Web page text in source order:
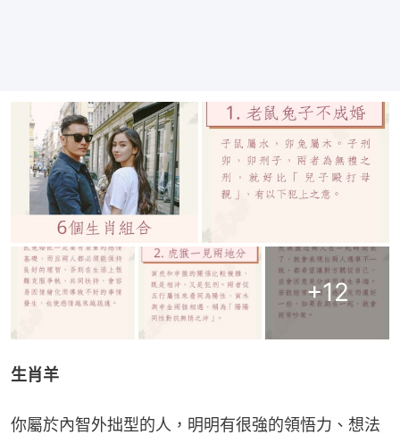
+12
生肖羊
你屬於內智外拙型的人，明明有很強的領悟力、想法